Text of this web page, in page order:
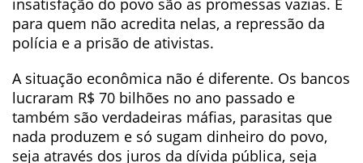
insatisfação do povo são as promessas vazias. E
para quem não acredita nelas, a repressão da
polícia e a prisão de ativistas.
A situação econômica não é diferente. Os bancos
lucraram R$ 70 bilhões no ano passado e
também são verdadeiras máfias, parasitas que
nada produzem e só sugam dinheiro do povo,
seja através dos juros da dívida pública, seja